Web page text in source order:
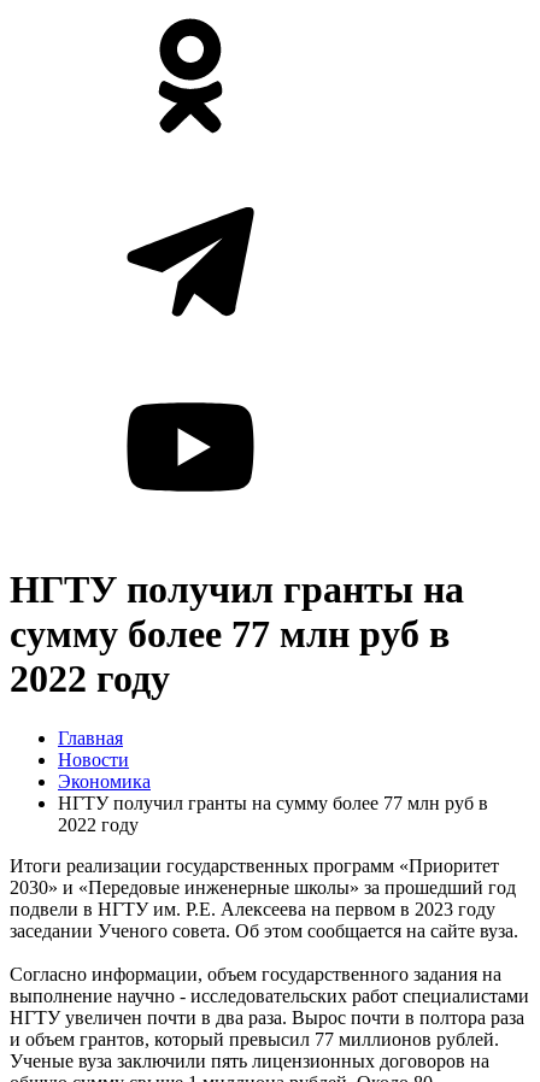
НГТУ получил гранты на
сумму более 77 млн руб в
2022 году
Главная
Новости
Экономика
НГТУ получил гранты на сумму более 77 млн руб в
2022 году
Итоги реализации государственных программ «Приоритет
2030» и «Передовые инженерные школы» за прошедший год
подвели в НГТУ им. Р.Е. Алексеева на первом в 2023 году
заседании Ученого совета. Об этом сообщается на сайте вуза.
Согласно информации, объем государственного задания на
выполнение научно - исследовательских работ специалистами
НГТУ увеличен почти в два раза. Вырос почти в полтора раза
и объем грантов, который превысил 77 миллионов рублей.
Ученые вуза заключили пять лицензионных договоров на